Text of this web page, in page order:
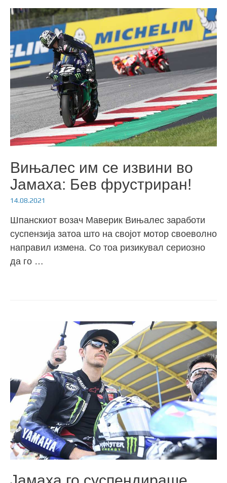
Вињалес им се извини во
Јамаха: Бев фрустриран!
14.08.2021
Шпанскиот возач Маверик Вињалес заработи
суспензија затоа што на својот мотор своеволно
направил измена. Со тоа ризикувал сериозно
да го …